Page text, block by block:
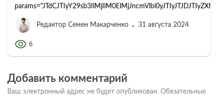
Редактор Семен Макарченко 31 августа 2024
6
Добавить комментарий
Ваш электронный адрес не будет опубликован. Обязательные